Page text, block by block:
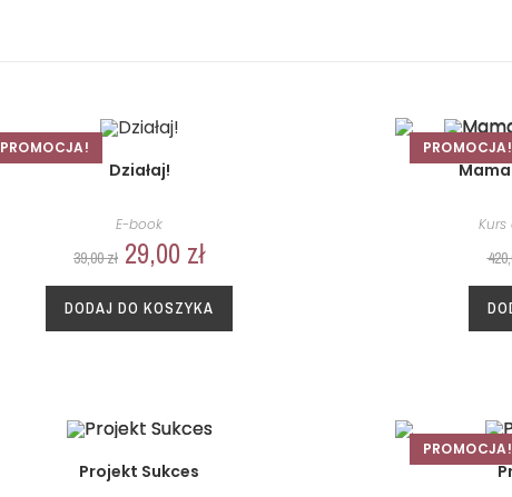
PROMOCJA!
Działaj!
E-book
39,00zł 29,00 zł
DODAJ DO KOSZYKA
PROMOCJA!
Kurs
Projekt Sukces
PROMOCJA!